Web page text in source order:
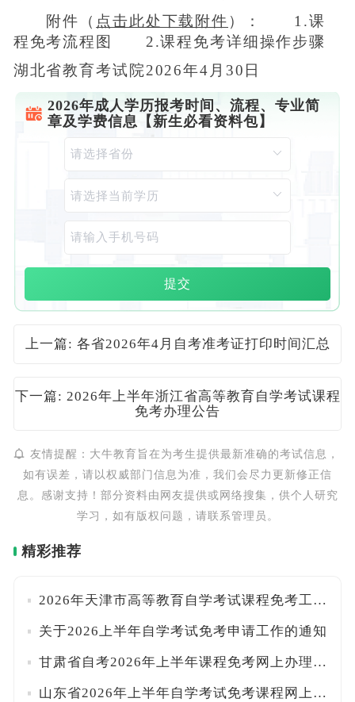
附件（ 点击此处下载附件 ）： 1.课
程免考流程图 2.课程免考详细操作步骤
湖北省教育考试院2026年4月30日
2026年成人学历报考时间、流程、专业简
章及学费信息【新生必看资料包】
提交
上一篇: 各省2026年4月自考准考证打印时间汇总
下一篇: 2026年上半年浙江省高等教育自学考试课程
免考办理公告
友情提醒：大牛教育旨在为考生提供最新准确的考试信息，
如有误差，请以权威部门信息为准，我们会尽力更新修正信
息。感谢支持！部分资料由网友提供或网络搜集，供个人研究
学习，如有版权问题，请联系管理员。
精彩推荐
2026年天津市高等教育自学考试课程免考工作通知
关于2026上半年自学考试免考申请工作的通知
甘肃省自考2026年上半年课程免考网上办理的公告
山东省2026年上半年自学考试免考课程网上申请考生须知